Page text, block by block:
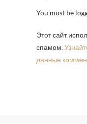
You must be
Этот сайт
спамом.
данные